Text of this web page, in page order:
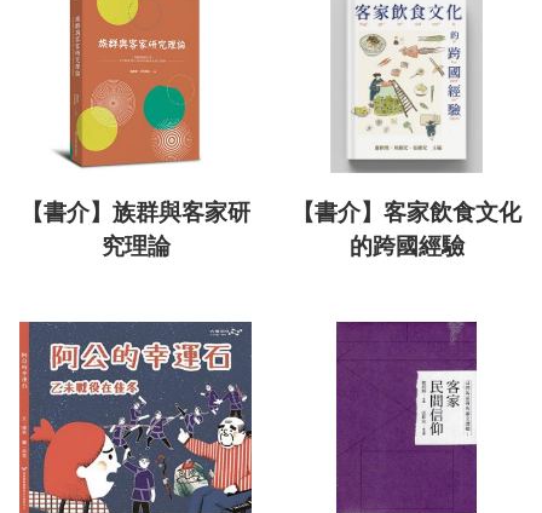
【書介】族群與客家研
究理論
【書介】客家飲食文化
的跨國經驗